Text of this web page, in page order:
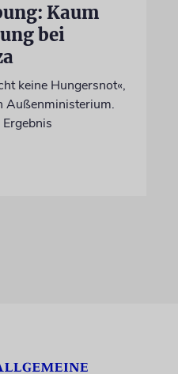
Kaum
bei
keine Hungersnot«,
Außenministerium.